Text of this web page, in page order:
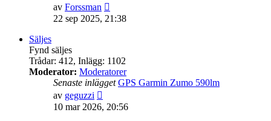
av Forssman
till
22 sep 2025, 21:38
Säljes
Fynd säljes
Trådar: 412, Inlägg: 1102
Moderator: Moderatorer
Senaste inlägget GPS Garmin Zumo 590lm
av geguzzi
till
det
10 mar 2026, 20:56